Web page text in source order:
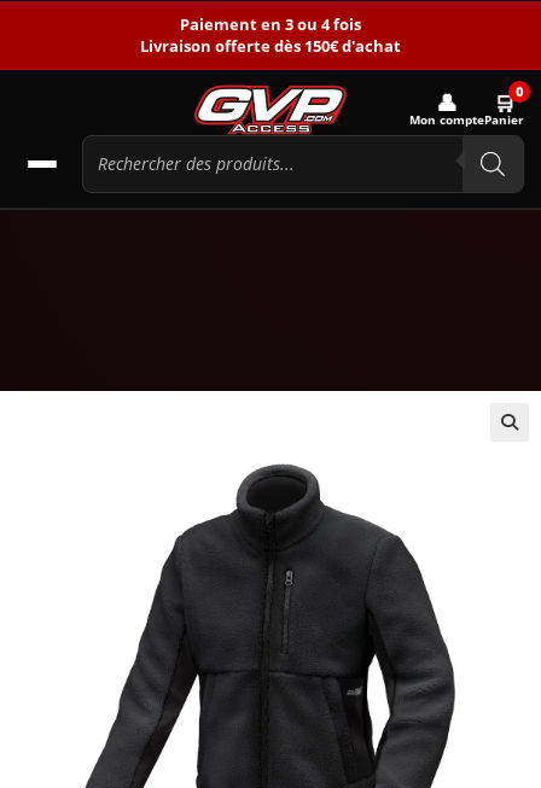
Paiement en 3 ou 4 fois
Livraison offerte dès 150€ d'achat
👤
Mon compte
🛒0
Panier